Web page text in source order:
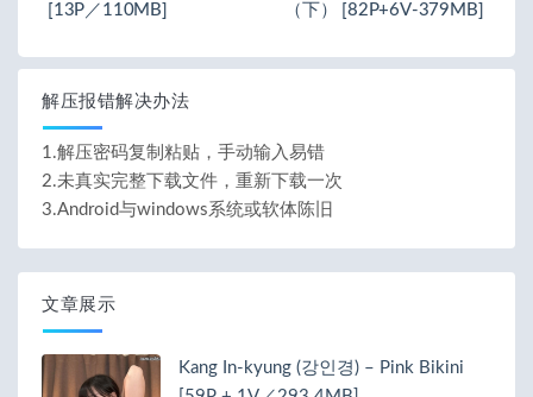
[13P／110MB]
（下） [82P+6V-379MB]
解压报错解决办法
1.解压密码复制粘贴，手动输入易错
2.未真实完整下载文件，重新下载一次
3.Android与windows系统或软体陈旧
文章展示
Kang In-kyung (강인경) – Pink Bikini